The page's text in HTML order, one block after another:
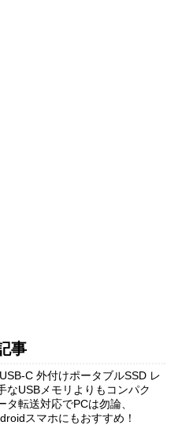
事
C 外付けポータブルSSD レ
なUSBメモリよりもコンパク
タ転送対応でPCは勿論、
スマホにもおすすめ！